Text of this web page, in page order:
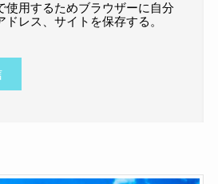
使用するためブラウザーに自分
レス、サイトを保存する。